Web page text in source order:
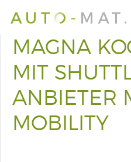
MAGNA
MIT
ANBIETER
MOBILITY